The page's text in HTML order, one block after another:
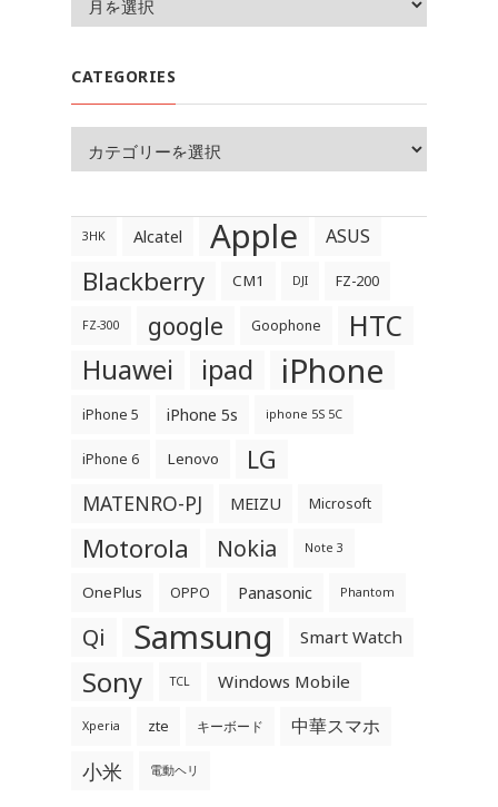
CATEGORIES
3HK Alcatel Apple ASUS
Blackberry CM1 DJI FZ-200
FZ-300 google Goophone HTC
Huawei ipad iPhone
iPhone 5 iPhone 5s iphone 5S 5C
iPhone 6 Lenovo LG
MATENRO-PJ MEIZU Microsoft
Motorola Nokia Note 3
OnePlus OPPO Panasonic Phantom
Qi Samsung Smart Watch
Sony TCL Windows Mobile
Xperia zte キーボード 中華スマホ
小米 電動ヘリ